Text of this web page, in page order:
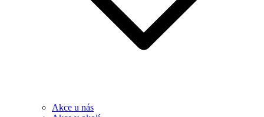
Akce u nás